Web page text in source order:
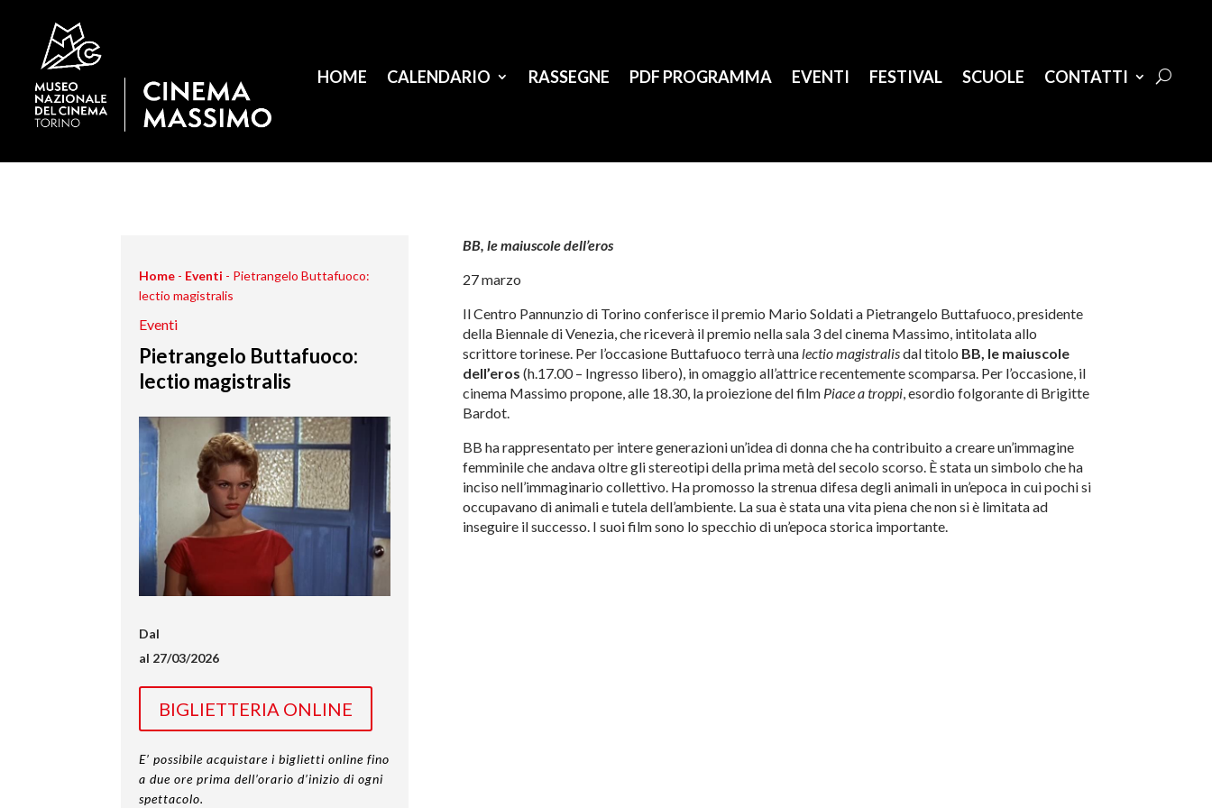
HOME CALENDARIO RASSEGNE PDF PROGRAMMA EVENTI FESTIVAL SCUOLE CONTATTI
Home - Eventi - Pietrangelo Buttafuoco:
lectio magistralis
Eventi
Pietrangelo Buttafuoco:
lectio magistralis
Dal
al 27/03/2026
BIGLIETTERIA ONLINE
E’ possibile acquistare i biglietti online fino
a due ore prima dell’orario d’inizio di ogni
spettacolo.
BB, le maiuscole dell’eros
27 marzo
Il Centro Pannunzio di Torino conferisce il premio Mario Soldati a Pietrangelo Buttafuoco, presidente
della Biennale di Venezia, che riceverà il premio nella sala 3 del cinema Massimo, intitolata allo
scrittore torinese. Per l’occasione Buttafuoco terrà una lectio magistralisdal titolo BB, le maiuscole
dell’eros (h.17.00 – Ingresso libero), in omaggio all’attrice recentemente scomparsa. Per l’occasione, il
cinema Massimo propone, alle 18.30, la proiezione del film Piace a troppi, esordio folgorante di Brigitte
Bardot.
BB ha rappresentato per intere generazioni un’idea di donna che ha contribuito a creare un’immagine
femminile che andava oltre gli stereotipi della prima metà del secolo scorso. È stata un simbolo che ha
inciso nell’immaginario collettivo. Ha promosso la strenua difesa degli animali in un’epoca in cui pochi si
occupavano di animali e tutela dell’ambiente. La sua è stata una vita piena che non si è limitata ad
inseguire il successo. I suoi film sono lo specchio di un’epoca storica importante.